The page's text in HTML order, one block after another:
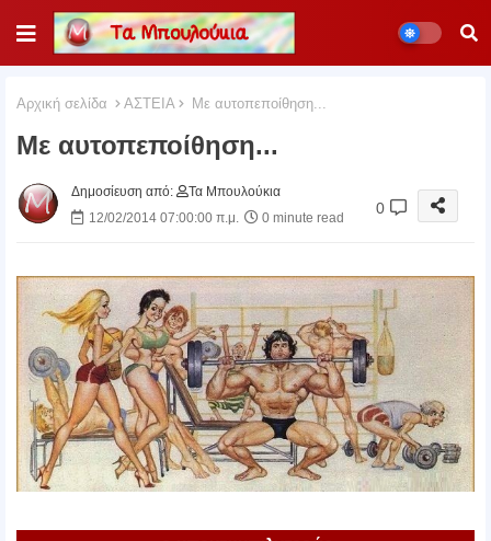
Αρχική σελίδα ΑΣΤΕΙΑ Με αυτοπεποίθηση...
Με αυτοπεποίθηση...
Δημοσίευση από:
Τα Μπουλούκια
12/02/2014 07:00:00 π.μ.
0 minute read
0